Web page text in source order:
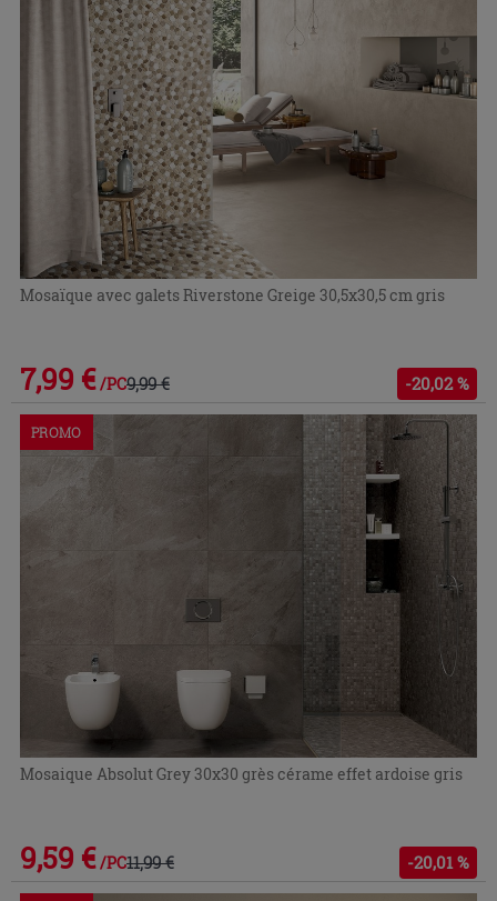
Mosaïque avec galets Riverstone Greige 30,5x30,5 cm gris
7,99 € /PC9,99 € -20,02 %
PROMO
Mosaique Absolut Grey 30x30 grès cérame effet ardoise gris
9,59 € /PC11,99 € -20,01 %